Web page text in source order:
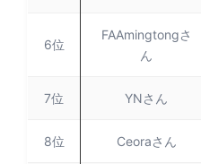
6位
FAAmingtongさ
ん
7位 YNさん
8位 Ceoraさん